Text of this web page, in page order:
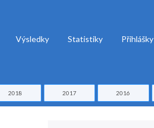
Výsledky Statistiky Přihlášky
2018 2017 2016